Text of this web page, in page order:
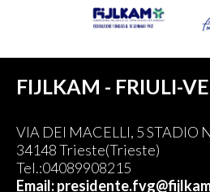
FIJLKAM - FRIULI-
VIA DEI MACELLI, 5 STADIO
34148 Trieste(Trieste)
Tel.:04089908215
Email: